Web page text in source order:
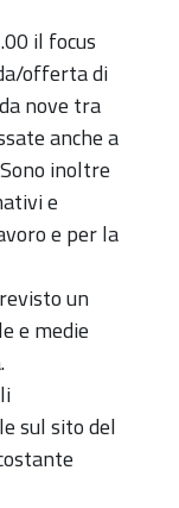
il focus
offerta di
nove tra
anche a
inoltre
e
e per la
un
e medie
sul sito del